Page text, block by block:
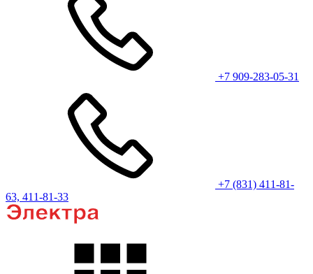
+7 909-283-05-31
+7 (831) 411-81-
63, 411-81-33